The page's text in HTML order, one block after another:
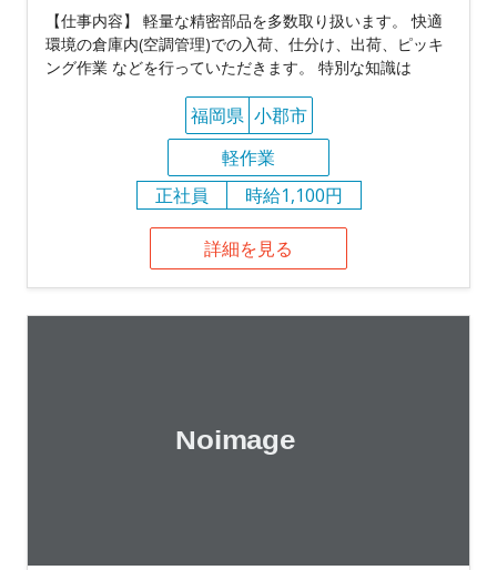
【仕事内容】 軽量な精密部品を多数取り扱います。 快適
環境の倉庫内(空調管理)での入荷、仕分け、出荷、ピッキ
ング作業 などを行っていただきます。 特別な知識は
福岡県 小郡市
軽作業
正社員
時給1,100円
詳細を見る